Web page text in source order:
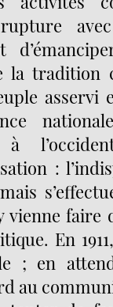
la tradition
asservi
:
vienne faire
En
; en
au